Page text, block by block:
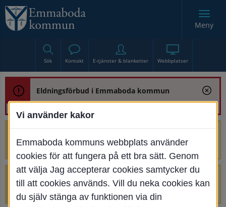
Sök Kontakt E-tjänster & blanketter Webbplatser
Meny
Eldningsförbud i Emmaboda kommun
renoveringen av Bjurbäcksbron
Tillfälliga avstängningar på Centrumtorget
v. 25-34
Vi använder kakor
Emmaboda kommuns webbplats använder
cookies för att fungera på ett bra sätt. Genom
att välja Jag accepterar cookies samtycker du
till att cookies används. Vill du neka cookies kan
du själv stänga av funktionen via din